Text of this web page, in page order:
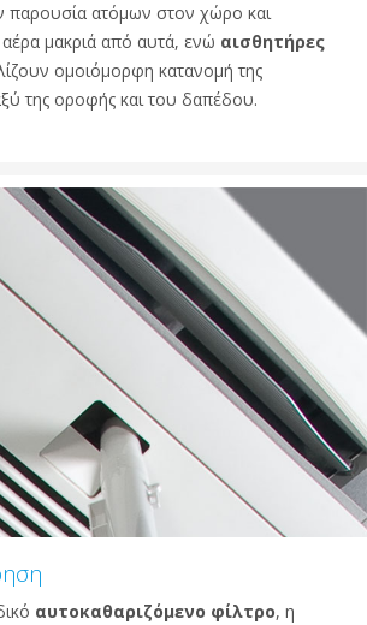
παρουσία ατόμων στον χώρο και
μακριά από αυτά, ενώ αισθητήρες
ομοιόμορφη κατανομή της
της οροφής και του δαπέδου.
αυτοκαθαριζόμενο φίλτρο, η